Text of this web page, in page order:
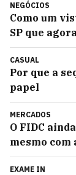
NEGÓCIOS
Como um
SP que
CASUAL
Por que a
papel
MERCADOS
O FIDC
mesmo com
EXAME IN